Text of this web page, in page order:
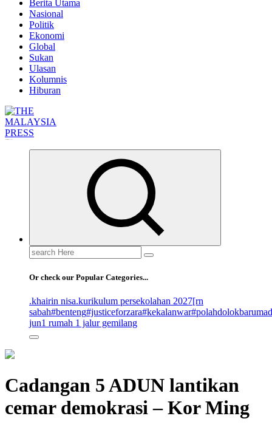
Berita Utama
Nasional
Politik
Ekonomi
Global
Sukan
Ulasan
Kolumnis
Hiburan
Search
for:
Or check our Popular Categories...
.khairin nisa.kurikulum persekolahan 2027[rn
sabah#benteng#justiceforzara#kekalanwar
jun1 rumah 1 jalur gemilang
Cadangan 5 ADUN lantikan
cemar demokrasi – Kor Ming